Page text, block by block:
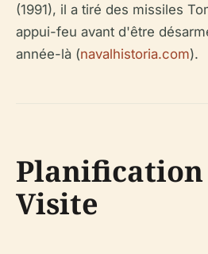
(1991), il a tiré des missiles
appui-feu avant d'être
année-là (navalhistoria.com).
Planification
Visite